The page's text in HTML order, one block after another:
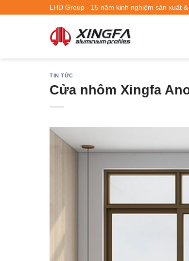
LHD Group - 15 năm kinh nghiệm sản xuất
TIN TỨC
Cửa nhôm Xingfa